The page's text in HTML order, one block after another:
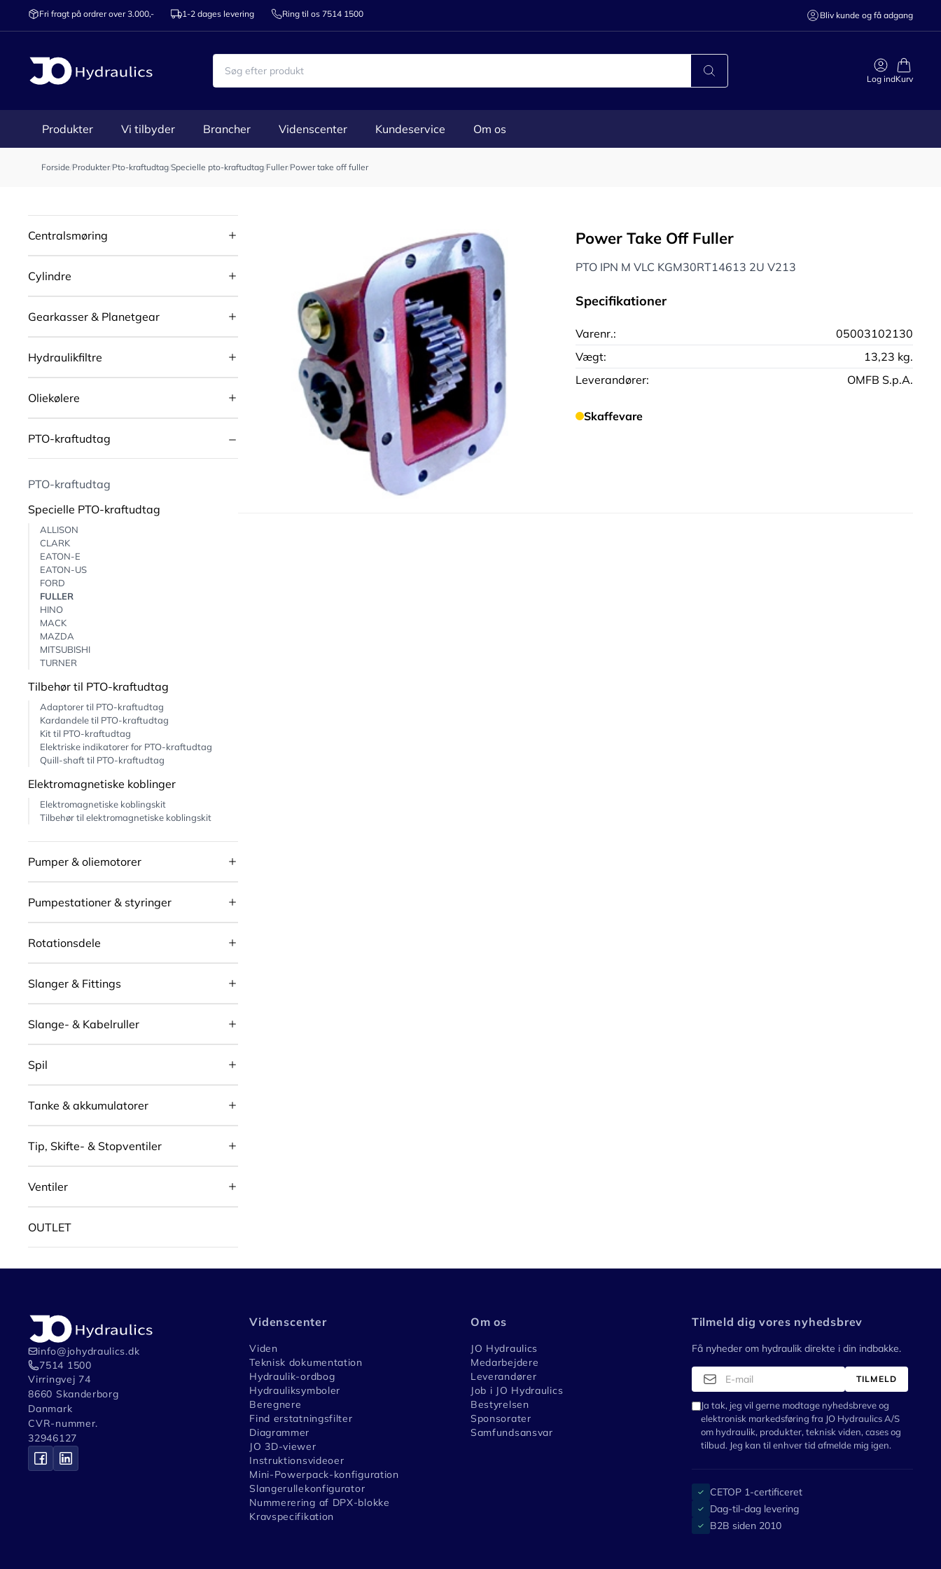
Fri fragt på ordrer over 3.000,- 1-2 dages levering Ring til os 7514 1500 Bliv kunde og få adgang
Log indKurv
Produkter Vi tilbyder Brancher Videnscenter Kundeservice Om os
Forside/Produkter/Pto-kraftudtag/Specielle pto-kraftudtag/Fuller/Power take off fuller
Centralsmøring
Cylindre
Gearkasser & Planetgear
Hydraulikfiltre
Oliekølere
PTO-kraftudtag
PTO-kraftudtag
Specielle PTO-kraftudtag
ALLISON
CLARK
EATON-E
EATON-US
FORD
FULLER
HINO
MACK
MAZDA
MITSUBISHI
TURNER
Tilbehør til PTO-kraftudtag
Adaptorer til PTO-kraftudtag
Kardandele til PTO-kraftudtag
Kit til PTO-kraftudtag
Elektriske indikatorer for PTO-kraftudtag
Quill-shaft til PTO-kraftudtag
Elektromagnetiske koblinger
Elektromagnetiske koblingskit
Tilbehør til elektromagnetiske koblingskit
Pumper & oliemotorer
Pumpestationer & styringer
Rotationsdele
Slanger & Fittings
Slange- & Kabelruller
Spil
Tanke & akkumulatorer
Tip, Skifte- & Stopventiler
Ventiler
OUTLET
Power Take Off Fuller
PTO IPN M VLC KGM30RT14613 2U V213
Specifikationer
Varenr.:
05003102130
Vægt:
13,23 kg.
Leverandører:
OMFB S.p.A.
Skaffevare
info@johydraulics.dk
7514 1500
Virringvej 74
8660 Skanderborg
Danmark
CVR-nummer.
32946127
Videnscenter
Viden
Teknisk dokumentation
Hydraulik-ordbog
Hydrauliksymboler
Beregnere
Find erstatningsfilter
Diagrammer
JO 3D-viewer
Instruktionsvideoer
Mini-Powerpack-konfiguration
Slangerullekonfigurator
Nummerering af DPX-blokke
Kravspecifikation
Om os
JO Hydraulics
Medarbejdere
Leverandører
Job i JO Hydraulics
Bestyrelsen
Sponsorater
Samfundsansvar
Tilmeld dig vores nyhedsbrev
Få nyheder om hydraulik direkte i din indbakke.
TILMELD
Ja tak, jeg vil gerne modtage nyhedsbreve og
elektronisk markedsføring fra JO Hydraulics A/S
om hydraulik, produkter, teknisk viden, cases og
tilbud. Jeg kan til enhver tid afmelde mig igen.
✓ CETOP 1-certificeret
✓ Dag-til-dag levering
✓ B2B siden 2010